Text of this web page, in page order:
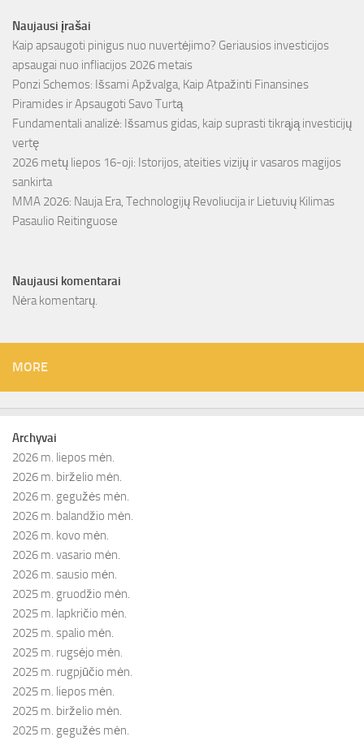
Naujausi įrašai
Kaip apsaugoti pinigus nuo nuvertėjimo? Geriausios investicijos
apsaugai nuo infliacijos 2026 metais
Ponzi Schemos: Išsami Apžvalga, Kaip Atpažinti Finansines
Piramides ir Apsaugoti Savo Turtą
Fundamentali analizė: Išsamus gidas, kaip suprasti tikrąją investicijų
vertę
2026 metų liepos 16-oji: Istorijos, ateities vizijų ir vasaros magijos
sankirta
MMA 2026: Nauja Era, Technologijų Revoliucija ir Lietuvių Kilimas
Pasaulio Reitinguose
Naujausi komentarai
Nėra komentarų.
MORE
Archyvai
2026 m. liepos mėn.
2026 m. birželio mėn.
2026 m. gegužės mėn.
2026 m. balandžio mėn.
2026 m. kovo mėn.
2026 m. vasario mėn.
2026 m. sausio mėn.
2025 m. gruodžio mėn.
2025 m. lapkričio mėn.
2025 m. spalio mėn.
2025 m. rugsėjo mėn.
2025 m. rugpjūčio mėn.
2025 m. liepos mėn.
2025 m. birželio mėn.
2025 m. gegužės mėn.